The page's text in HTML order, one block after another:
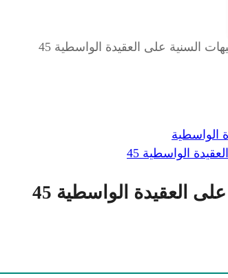
السنية على العقيدة الواسطية 45
الواسطية
الواسطية 45
العقيدة الواسطية 45